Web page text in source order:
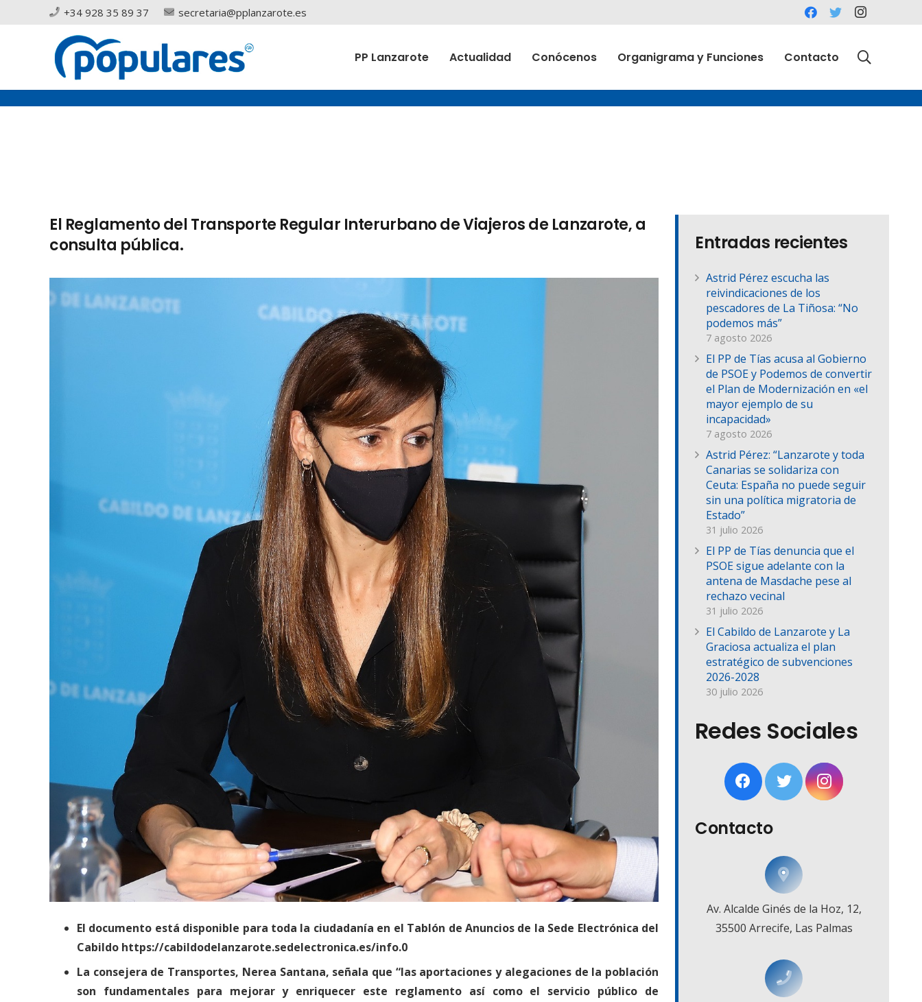
+34 928 35 89 37 secretaria@pplanzarote.es
PP Lanzarote Actualidad Conócenos Organigrama y Funciones Contacto
El Reglamento del Transporte Regular Interurbano de Viajeros de Lanzarote, a
consulta pública.
El documento está disponible para toda la ciudadanía en el Tablón de Anuncios de la Sede Electrónica del
Cabildo https://cabildodelanzarote.sedelectronica.es/info.0
La consejera de Transportes, Nerea Santana, señala que “las aportaciones y alegaciones de la población
son fundamentales para mejorar y enriquecer este reglamento así como el servicio público de
Entradas recientes
Astrid Pérez escucha las
reivindicaciones de los
pescadores de La Tiñosa: “No
podemos más”
7 agosto 2026
El PP de Tías acusa al Gobierno
de PSOE y Podemos de convertir
el Plan de Modernización en «el
mayor ejemplo de su
incapacidad»
7 agosto 2026
Astrid Pérez: “Lanzarote y toda
Canarias se solidariza con
Ceuta: España no puede seguir
sin una política migratoria de
Estado”
31 julio 2026
El PP de Tías denuncia que el
PSOE sigue adelante con la
antena de Masdache pese al
rechazo vecinal
31 julio 2026
El Cabildo de Lanzarote y La
Graciosa actualiza el plan
estratégico de subvenciones
2026-2028
30 julio 2026
Redes Sociales
Contacto
Av. Alcalde Ginés de la Hoz, 12,
35500 Arrecife, Las Palmas